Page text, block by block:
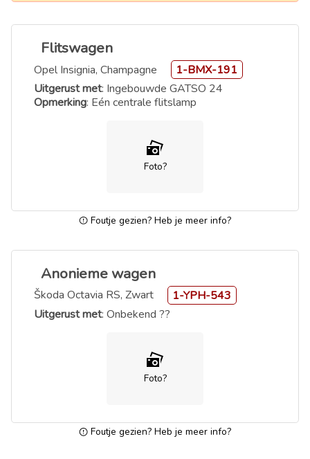
Flitswagen
Opel Insignia, Champagne
1-BMX-191
Uitgerust met: Ingebouwde GATSO 24
Opmerking: Eén centrale flitslamp
Foto?
Foutje gezien? Heb je meer info?
Anonieme wagen
Škoda Octavia RS, Zwart
1-YPH-543
Uitgerust met: Onbekend ??
Foto?
Foutje gezien? Heb je meer info?